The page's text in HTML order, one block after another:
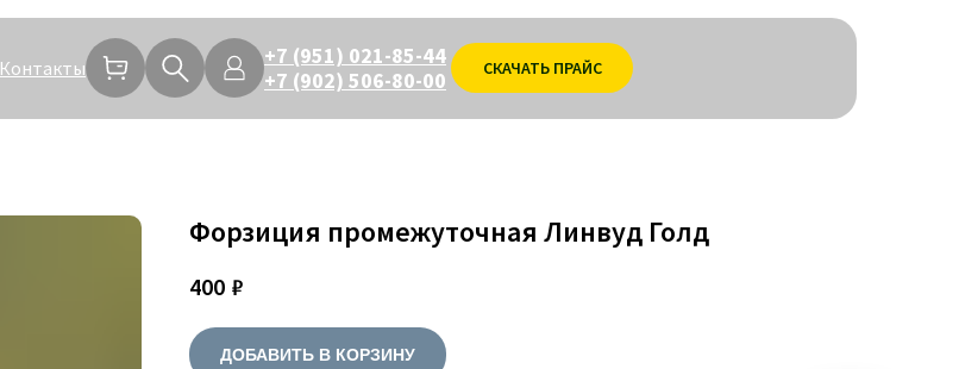
Контакты
+7 (951) 021-85-44
+7 (902) 506-80-00
СКАЧАТЬ ПРАЙС
Форзиция промежуточная Линвуд Голд
400 ₽
ДОБАВИТЬ В КОРЗИНУ